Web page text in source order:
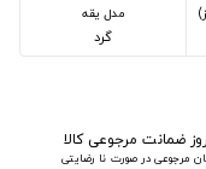
مدل یقه
گرد
مرجوعی در صورت نا رضایتی